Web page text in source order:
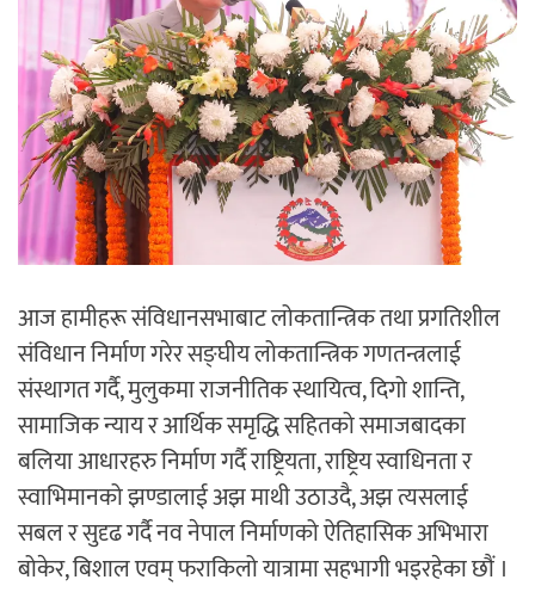
आज हामीहरू संविधानसभाबाट लोकतान्त्रिक तथा प्रगतिशील
संविधान निर्माण गरेर सङ्घीय लोकतान्त्रिक गणतन्त्रलाई
संस्थागत गर्दै, मुलुकमा राजनीतिक स्थायित्व, दिगो शान्ति,
सामाजिक न्याय र आर्थिक समृद्धि सहितको समाजबादका
बलिया आधारहरु निर्माण गर्दै राष्ट्रियता, राष्ट्रिय स्वाधिनता र
स्वाभिमानको झण्डालाई अझ माथी उठाउदै, अझ त्यसलाई
सबल र सुदृढ गर्दै नव नेपाल निर्माणको ऐतिहासिक अभिभारा
बोकेर, बिशाल एवम् फराकिलो यात्रामा सहभागी भइरहेका छौं ।